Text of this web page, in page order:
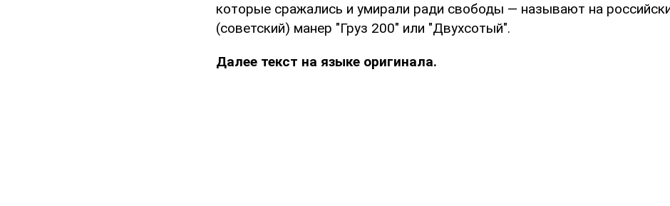
которые сражались и умирали ради свободы — называют на
(советский) манер "Груз 200" или "Двухсотый".
Далее текст на языке оригинала.